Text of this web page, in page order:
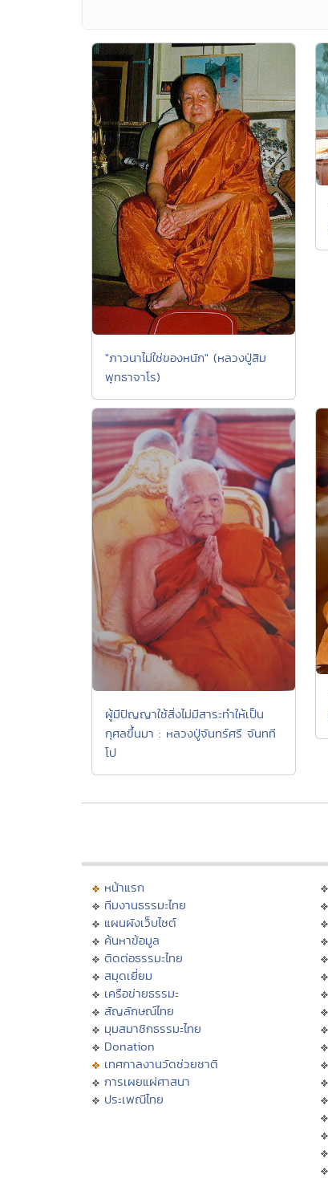
"ภาวนาไม่ใช่ของหนัก" (หลวงปู่สิม
พุทธาจาโร)
ผู้มีปัญญาใช้สิ่งไม่มีสาระทำให้เป็น
กุศลขึ้นมา : หลวงปู่จันทร์ศรี จันทที
โป
หน้าแรก
ทีมงานธรรมะไทย
แผนผังเว็บไซต์
ค้นหาข้อมูล
ติดต่อธรรมะไทย
สมุดเยี่ยม
เครือข่ายธรรมะ
สัญลักษณ์ไทย
มุมสมาชิกธรรมะไทย
Donation
เทศกาลงานวัดช่วยชาติ
การเผยแผ่ศาสนา
ประเพณีไทย